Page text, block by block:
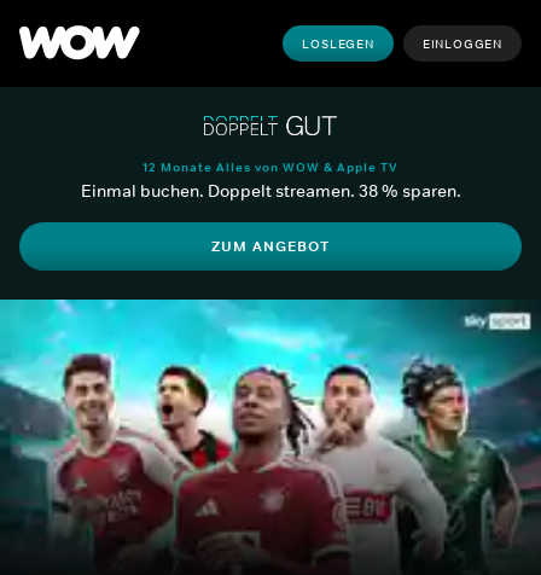
LOSLEGEN EINLOGGEN
12 Monate Alles von WOW & Apple TV
Einmal buchen. Doppelt streamen. 38 % sparen.
ZUM ANGEBOT